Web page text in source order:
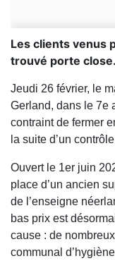
Les clients venus
trouvé porte close.
Jeudi 26 février, le
Gerland, dans le 7e
contraint de fermer
la suite d’un
Ouvert le 1er juin
place d’un ancien
de l’enseigne
bas prix est
cause : de
communal